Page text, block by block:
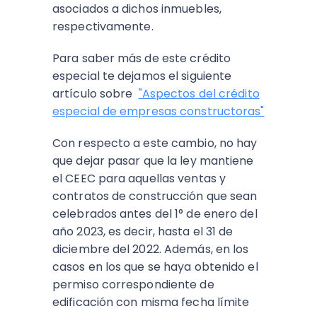
asociados a dichos inmuebles,
respectivamente.
Para saber más de este crédito
especial te dejamos el siguiente
artículo sobre "Aspectos del crédito
especial de empresas constructoras"
Con respecto a este cambio, no hay
que dejar pasar que la ley mantiene
el CEEC para aquellas ventas y
contratos de construcción que sean
celebrados antes del 1° de enero del
año 2023, es decir, hasta el 31 de
diciembre del 2022. Además, en los
casos en los que se haya obtenido el
permiso correspondiente de
edificación con misma fecha límite